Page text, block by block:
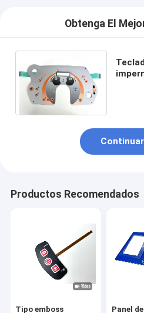
Obtenga El
Continuar
Productos Recomendados
Tipo emboss Panel